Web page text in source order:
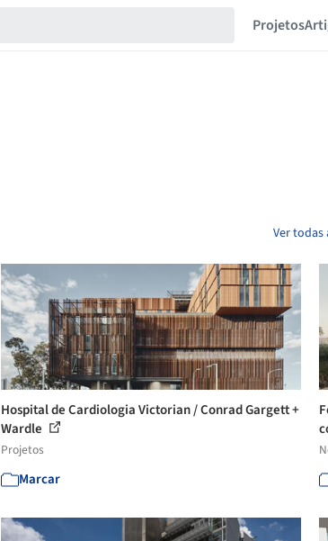
Projetos
Ver todas
Hospital de Cardiologia Victorian / Conrad Gargett +
Wardle
Projetos
Marcar